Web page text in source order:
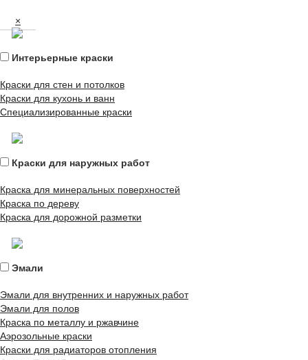
×
Интерьерные краски
Краски для стен и потолков
Краски для кухонь и ванн
Специализированные краски
Краски для наружных работ
Краска для минеральных поверхностей
Краска по дереву
Краска для дорожной разметки
Эмали
Эмали для внутренних и наружных работ
Эмали для полов
Краска по металлу и ржавчине
Аэрозольные краски
Краски для радиаторов отопления